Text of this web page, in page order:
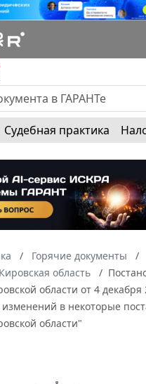
Судебная практика
Горячие документы
Кировская область
области от 4 декабря
в некоторые
области"